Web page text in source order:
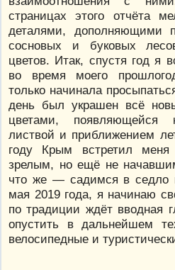
страницах этого отчёта
деталями, дополняющими
сосновых и буковых
цветов. Итак, спустя год
во время моего
только начинала
день был украшен всё
цветами, появляющейся
листвой и приближением
году Крым встретил
зрелым, но ещё не
что же — садимся в седло
мая 2019 года, я начинаю
по традиции ждёт вводная
опустить в дальнейшем
велосипедные и